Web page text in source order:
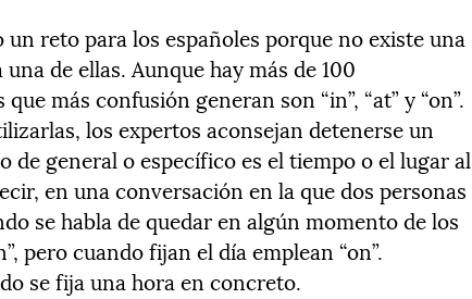
reto para los españoles porque no existe una
de ellas. Aunque hay más de 100
más confusión generan son “in”, “at” y “on”.
los expertos aconsejan detenerse un
de general o específico es el tiempo o el lugar al
en una conversación en la que dos personas
se habla de quedar en algún momento de los
pero cuando fijan el díaemplean “on”.
se fija una hora en concreto.